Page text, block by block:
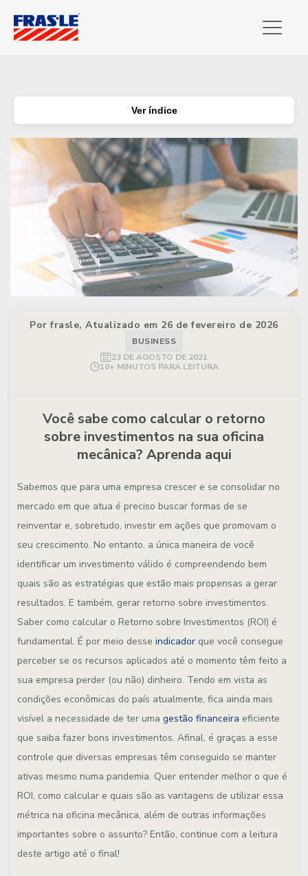
Ver índice
Por frasle, Atualizado em 26 de fevereiro de 2026
BUSINESS
23 DE AGOSTO DE 2021
10+ MINUTOS PARA LEITURA
Você sabe como calcular o retorno
sobre investimentos na sua oficina
mecânica? Aprenda aqui
Sabemos que para uma empresa crescer e se consolidar no
mercado em que atua é preciso buscar formas de se
reinventar e, sobretudo, investir em ações que promovam o
seu crescimento. No entanto, a única maneira de você
identificar um investimento válido é compreendendo bem
quais são as estratégias que estão mais propensas a gerar
resultados. E também, gerar retorno sobre investimentos.
Saber como calcular o Retorno sobre Investimentos (ROI) é
fundamental. É por meio desse indicador que você consegue
perceber se os recursos aplicados até o momento têm feito a
sua empresa perder (ou não) dinheiro. Tendo em vista as
condições econômicas do país atualmente, fica ainda mais
visível a necessidade de ter uma gestão financeira eficiente
que saiba fazer bons investimentos. Afinal, é graças a esse
controle que diversas empresas têm conseguido se manter
ativas mesmo numa pandemia. Quer entender melhor o que é
ROI, como calcular e quais são as vantagens de utilizar essa
métrica na oficina mecânica, além de outras informações
importantes sobre o assunto? Então, continue com a leitura
deste artigo até o final!